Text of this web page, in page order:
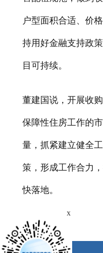
户型面积合适、价
持用好金融支持政
目可持续。
董建国说，开展收
保障性住房工作的
量，抓紧建立健全
策，形成工作合力
快落地。
x